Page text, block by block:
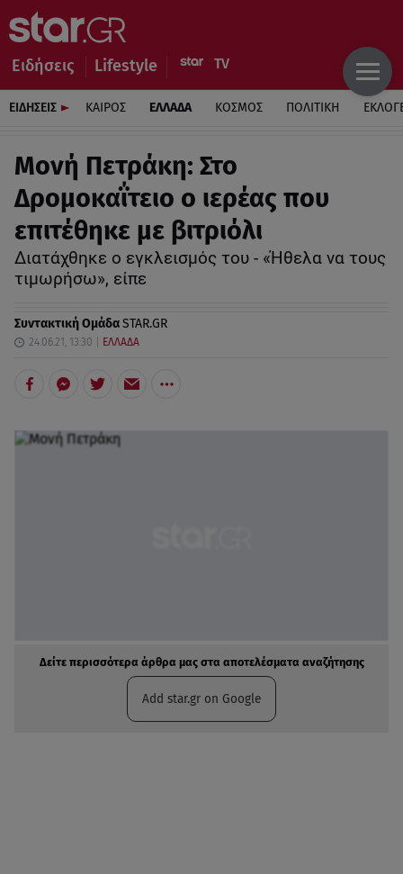
Ειδήσεις Lifestyle
ΕΙΔΗΣΕΙΣ ΚΑΙΡΟΣ ΕΛΛΑΔΑ ΚΟΣΜΟΣ ΠΟΛΙΤΙΚΗ
Μονή Πετράκη: Στο
Δρομοκαΐτειο ο ιερέας που
επιτέθηκε με βιτριόλι
Διατάχθηκε ο εγκλεισμός του - «Ήθελα να τους
τιμωρήσω», είπε
Συντακτική ΟμάδαSTAR.GR
24.06.21, 13:30 ΕΛΛΑΔΑ
Δείτε περισσότερα άρθρα μας στα αποτελέσματα αναζήτησης
Add star.gr on Google